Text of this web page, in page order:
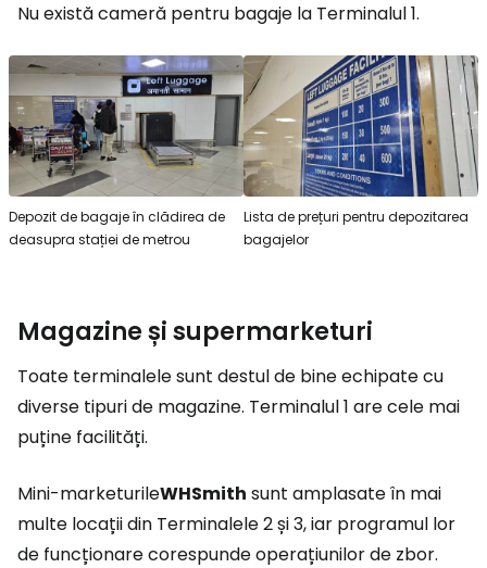
Nu există cameră pentru bagaje la Terminalul 1.
Depozit de bagaje în clădirea de
deasupra stației de metrou
Lista de prețuri pentru depozitarea
bagajelor
Magazine și supermarketuri
Toate terminalele sunt destul de bine echipate cu
diverse tipuri de magazine. Terminalul 1 are cele mai
puține facilități.
Mini-marketurileWHSmith sunt amplasate în mai
multe locații din Terminalele 2 și 3, iar programul lor
de funcționare corespunde operațiunilor de zbor.